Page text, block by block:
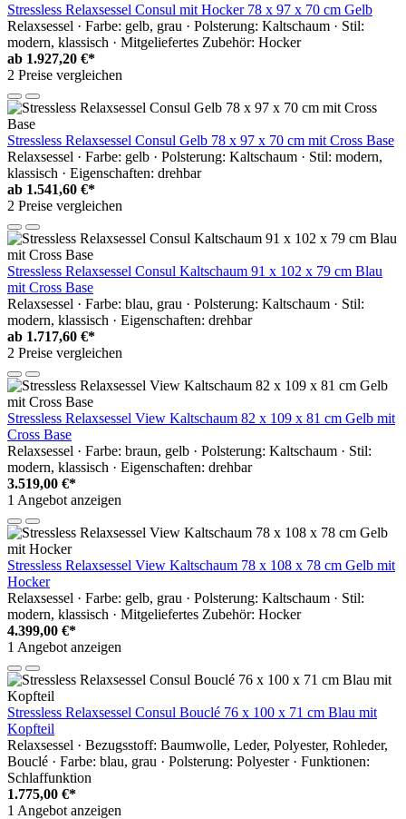
Stressless Relaxsessel Consul mit Hocker 78 x 97 x 70 cm Gelb
Relaxsessel · Farbe: gelb, grau · Polsterung: Kaltschaum · Stil:
modern, klassisch · Mitgeliefertes Zubehör: Hocker
ab 1.927,20 €*
2 Preise vergleichen
Stressless Relaxsessel Consul Gelb 78 x 97 x 70 cm mit Cross Base
Relaxsessel · Farbe: gelb · Polsterung: Kaltschaum · Stil: modern,
klassisch · Eigenschaften: drehbar
ab 1.541,60 €*
2 Preise vergleichen
Stressless Relaxsessel Consul Kaltschaum 91 x 102 x 79 cm Blau
mit Cross Base
Relaxsessel · Farbe: blau, grau · Polsterung: Kaltschaum · Stil:
modern, klassisch · Eigenschaften: drehbar
ab 1.717,60 €*
2 Preise vergleichen
Stressless Relaxsessel View Kaltschaum 82 x 109 x 81 cm Gelb mit
Cross Base
Relaxsessel · Farbe: braun, gelb · Polsterung: Kaltschaum · Stil:
modern, klassisch · Eigenschaften: drehbar
3.519,00 €*
1 Angebot anzeigen
Stressless Relaxsessel View Kaltschaum 78 x 108 x 78 cm Gelb mit
Hocker
Relaxsessel · Farbe: gelb, grau · Polsterung: Kaltschaum · Stil:
modern, klassisch · Mitgeliefertes Zubehör: Hocker
4.399,00 €*
1 Angebot anzeigen
Stressless Relaxsessel Consul Bouclé 76 x 100 x 71 cm Blau mit
Kopfteil
Relaxsessel · Bezugsstoff: Baumwolle, Leder, Polyester, Rohleder,
Bouclé · Farbe: blau, grau · Polsterung: Polyester · Funktionen:
Schlaffunktion
1.775,00 €*
1 Angebot anzeigen